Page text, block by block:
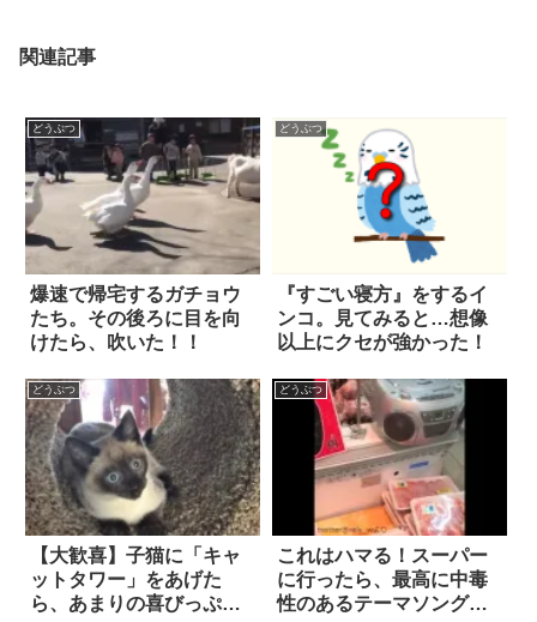
関連記事
どうぶつ
爆速で帰宅するガチョウ
たち。その後ろに目を向
けたら、吹いた！！
どうぶつ
『すごい寝方』をするイ
ンコ。見てみると…想像
以上にクセが強かった！
どうぶつ
【大歓喜】子猫に「キャ
ットタワー」をあげた
ら、あまりの喜びっぷり
どうぶつ
これはハマる！スーパー
に行ったら、最高に中毒
性のあるテーマソングが